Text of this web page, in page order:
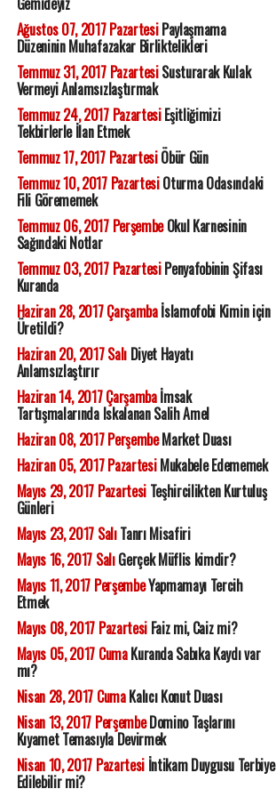
Ağustos 07, 2017 PazartesiPaylaşmama
Düzeninin Muhafazakar Birliktelikleri
Temmuz 31, 2017 PazartesiSusturarak Kulak
Vermeyi Anlamsızlaştırmak
Temmuz 24, 2017 PazartesiEşitliğimizi
Tekbirlerle İlan Etmek
Temmuz 17, 2017 PazartesiÖbür Gün
Temmuz 10, 2017 PazartesiOturma Odasındaki
Fili Görememek
Temmuz 06, 2017 PerşembeOkul Karnesinin
Sağındaki Notlar
Temmuz 03, 2017 PazartesiPenyafobinin Şifası
Kuranda
Haziran 28, 2017 Çarşambaİslamofobi Kimin için
Üretildi?
Haziran 20, 2017 SalıDiyet Hayatı
Anlamsızlaştırır
Haziran 14, 2017 Çarşambaİmsak
Tartışmalarında Iskalanan Salih Amel
Haziran 08, 2017 PerşembeMarket Duası
Haziran 05, 2017 PazartesiMukabele Edememek
Mayıs 29, 2017 PazartesiTeşhircilikten Kurtuluş
Günleri
Mayıs 23, 2017 SalıTanrı Misafiri
Mayıs 16, 2017 SalıGerçek Müflis kimdir?
Mayıs 11, 2017 PerşembeYapmamayı Tercih
Etmek
Mayıs 08, 2017 PazartesiFaiz mi, Caiz mi?
Mayıs 05, 2017 CumaKuranda Sabıka Kaydı var
mı?
Nisan 28, 2017 CumaKalıcı Konut Duası
Nisan 13, 2017 PerşembeDomino Taşlarını
Kıyamet Temasıyla Devirmek
Nisan 10, 2017 Pazartesiİntikam Duygusu Terbiye
Edilebilir mi?